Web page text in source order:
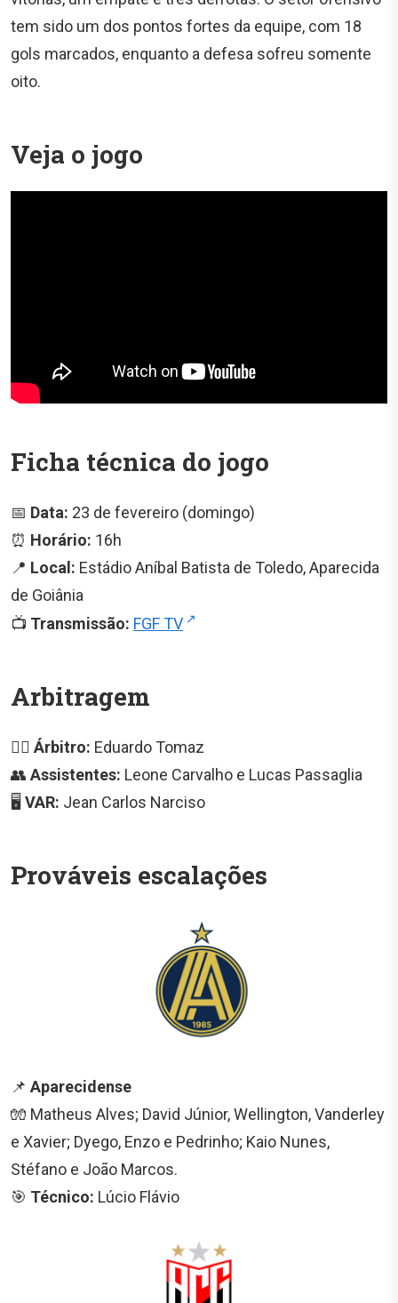
tem sido um dos pontos fortes da equipe, com 18
gols marcados, enquanto a defesa sofreu somente
oito.
Veja o jogo
Ficha técnica do jogo
📅 Data: 23 de fevereiro (domingo)
⏰ Horário: 16h
📍 Local: Estádio Aníbal Batista de Toledo, Aparecida
de Goiânia
📺 Transmissão: FGF TV
Arbitragem
👨‍⚖️ Árbitro: Eduardo Tomaz
👥 Assistentes: Leone Carvalho e Lucas Passaglia
🖥️ VAR: Jean Carlos Narciso
Prováveis escalações
📌 Aparecidense
🧤 Matheus Alves; David Júnior, Wellington, Vanderley
e Xavier; Dyego, Enzo e Pedrinho; Kaio Nunes,
Stéfano e João Marcos.
🎯 Técnico: Lúcio Flávio